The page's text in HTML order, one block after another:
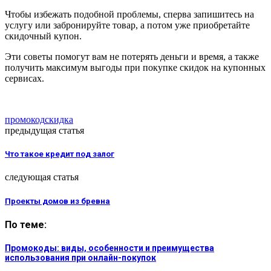
Чтобы избежать подобной проблемы, сперва запишитесь на
услугу или забронируйте товар, а потом уже приобретайте
скидочный купон.
Эти советы помогут вам не потерять деньги и время, а также
получить максимум выгоды при покупке скидок на купонных
сервисах.
промокодскидка
предыдущая статья
Что такое кредит под залог
следующая статья
Проекты домов из бревна
По теме:
Промокоды: виды, особенности и преимущества
использования при онлайн-покупок